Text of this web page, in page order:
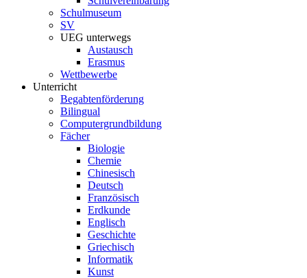
Schulmuseum
SV
UEG unterwegs
Austausch
Erasmus
Wettbewerbe
Unterricht
Begabtenförderung
Bilingual
Computergrundbildung
Fächer
Biologie
Chemie
Chinesisch
Deutsch
Französisch
Erdkunde
Englisch
Geschichte
Griechisch
Informatik
Kunst